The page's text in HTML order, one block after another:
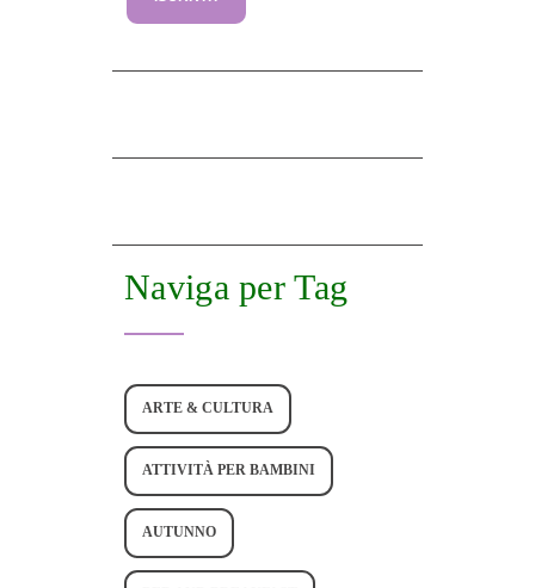
Naviga per Tag
ARTE & CULTURA
ATTIVITÀ PER BAMBINI
AUTUNNO